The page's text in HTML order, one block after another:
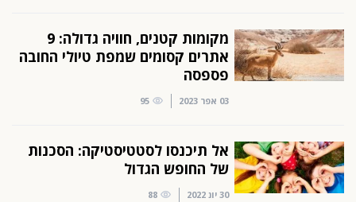
מקומות קטנים, חוויה גדולה: 9
אתרים קסומים שמפת טיולי החובה
פספסה
03 אפר 2023 95
אל תיכנסו לסטטיסטיקה: הסכנות
של החופש הגדול
30 יונ 2022 88